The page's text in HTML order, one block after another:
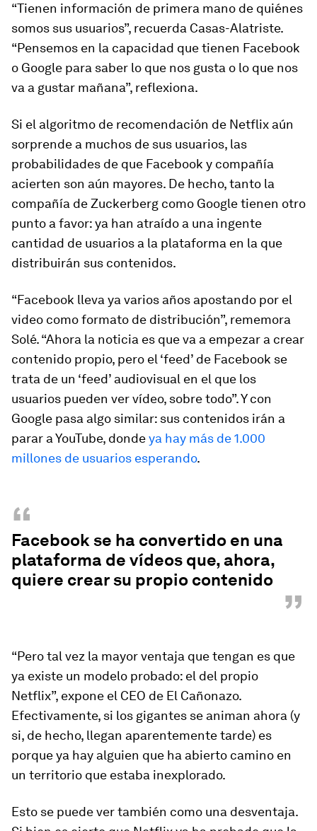
“Tienen información de primera mano de quiénes
somos sus usuarios”, recuerda Casas-Alatriste.
“Pensemos en la capacidad que tienen Facebook
o Google para saber lo que nos gusta o lo que nos
va a gustar mañana”, reflexiona.
Si el algoritmo de recomendación de Netflix aún
sorprende a muchos de sus usuarios, las
probabilidades de que Facebook y compañía
acierten son aún mayores. De hecho, tanto la
compañía de Zuckerberg como Google tienen otro
punto a favor: ya han atraído a una ingente
cantidad de usuarios a la plataforma en la que
distribuirán sus contenidos.
“Facebook lleva ya varios años apostando por el
video como formato de distribución”, rememora
Solé. “Ahora la noticia es que va a empezar a crear
contenido propio, pero el ‘feed’ de Facebook se
trata de un ‘feed’ audiovisual en el que los
usuarios pueden ver vídeo, sobre todo”. Y con
Google pasa algo similar: sus contenidos irán a
parar a YouTube, dondeya hay más de 1.000
millones de usuarios esperando.
“
Facebook se ha convertido en una
plataforma de vídeos que, ahora,
quiere crear su propio contenido
”
“Pero tal vez la mayor ventaja que tengan es que
ya existe un modelo probado: el del propio
Netflix”, expone el CEO de El Cañonazo.
Efectivamente, si los gigantes se animan ahora (y
si, de hecho, llegan aparentemente tarde) es
porque ya hay alguien que ha abierto camino en
un territorio que estaba inexplorado.
Esto se puede ver también como una desventaja.